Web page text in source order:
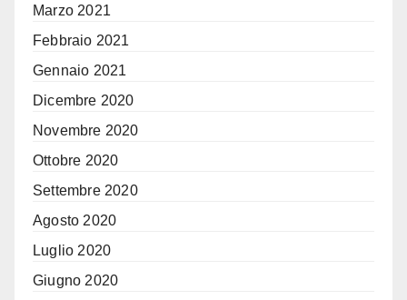
Marzo 2021
Febbraio 2021
Gennaio 2021
Dicembre 2020
Novembre 2020
Ottobre 2020
Settembre 2020
Agosto 2020
Luglio 2020
Giugno 2020